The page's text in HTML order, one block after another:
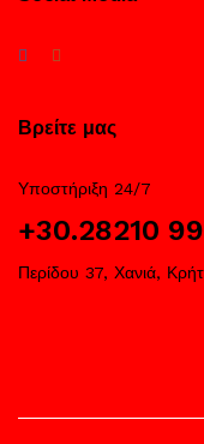
Βρείτε μας
Υποστήριξη 24/7
+30.28210
Περίδου 37, Χανιά,